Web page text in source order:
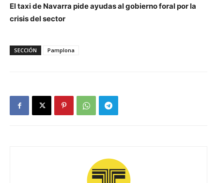
El taxi de Navarra pide ayudas al gobierno foral por la
crisis del sector
SECCIÓN Pamplona